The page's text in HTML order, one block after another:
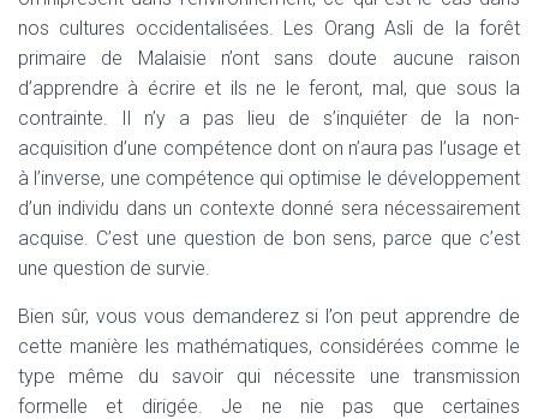
nos cultures occidentalisées. Les Orang Asli de la forêt
primaire de Malaisie n’ont sans doute aucune raison
d’apprendre à écrire et ils ne le feront, mal, que sous la
contrainte. Il n’y a pas lieu de s’inquiéter de la non-
acquisition d’une compétence dont on n’aura pas l’usage et
à l’inverse, une compétence qui optimise le développement
d’un individu dans un contexte donné sera nécessairement
acquise. C’est une question de bon sens, parce que c’est
une question de survie.
Bien sûr, vous vous demanderez si l’on peut apprendre de
cette manière les mathématiques, considérées comme le
type même du savoir qui nécessite une transmission
formelle et dirigée. Je ne nie pas que certaines